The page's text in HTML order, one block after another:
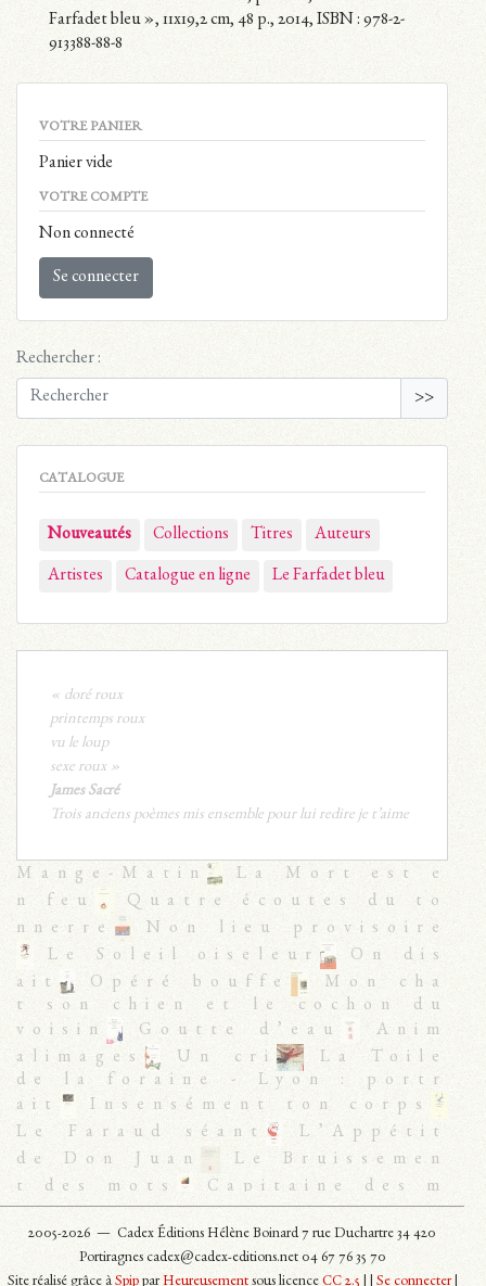
Farfadet bleu », 11x19,2 cm, 48 p., 2014, ISBN : 978-2-
913388-88-8
VOTRE PANIER
Panier vide
VOTRE COMPTE
Non connecté
Se connecter
Rechercher :
>>
CATALOGUE
Nouveautés Collections Titres Auteurs
Artistes Catalogue en ligne Le Farfadet bleu
« doré roux
printemps roux
vu le loup
sexe roux »
James Sacré
Trois anciens poèmes mis ensemble pour lui redire je t’aime
Mange-Matin
La Mort est e
n feu
Quatre écoutes du to
nnerre
Non lieu provisoire
Le Soleil oiseleur
On dis
ait
Opéré bouffe
Mon cha
t son chien et le cochon du
voisin
Goutte d’eau
Anim
alimages
Un cri
La Toile
de la foraine - Lyon : portr
ait
Insensément ton corps
Le Faraud séant
L’Appétit
de Don Juan
Le Bruissemen
t des mots
Capitaine des m
Les Eaux noires
Résidenc
es secondaires
Le Sentimen
2005-2026 — Cadex Éditions Hélène Boinard 7 rue Duchartre 34 420
Portiragnes cadex@cadex-editions.net 04 67 76 35 70
Site réalisé grâce àSpipparHeureusementsous licence CC 2.5 Se connecter|